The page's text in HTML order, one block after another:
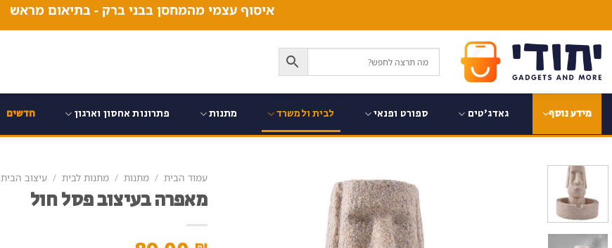
content
איסוף עצמי מהמחסן בבני ברק - בתיאום מראש
מידע נוסף גאדג'טים ספורט ופנאי לבית ולמשרד מתנות פתרונות אחסון וארגון חדשים
עמוד הבית / מתנות / מתנות לבית / עיצוב הבית
מאפרה בעיצוב פסל חול